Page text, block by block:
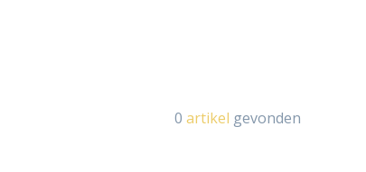
0 artikel gevonden